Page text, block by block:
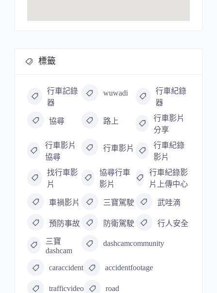
標籤
行車記錄
器
wuwadi
行車紀錄
器
協尋 路上
行車影片
分享
行車影片
協尋
行車影片
行車紀錄
影片
找行車影
片
協尋行車
影片
行車紀錄影
片上傳中心
車禍影片 三寶駕駛 武哇滴
預防事故 防衛駕駛 行人安全
三寶
dashcam
dashcamcommunity
caraccident accidentfootage
trafficvideo road